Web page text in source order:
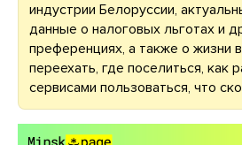
индустрии Белоруссии,
данные о налоговых льготах и
преференциях, а также о жизни
переехать, где поселиться, как
сервисами пользоваться, что